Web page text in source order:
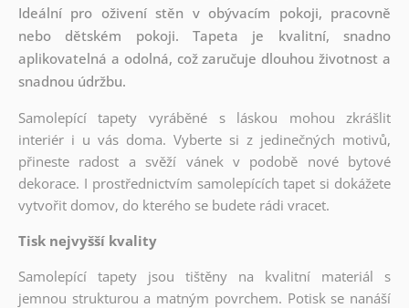
Ideální pro oživení stěn v obývacím pokoji, pracovně
nebo dětském pokoji. Tapeta je kvalitní, snadno
aplikovatelná a odolná, což zaručuje dlouhou životnost a
snadnou údržbu.
Samolepící tapety vyráběné s láskou mohou zkrášlit
interiér i u vás doma. Vyberte si z jedinečných motivů,
přineste radost a svěží vánek v podobě nové bytové
dekorace. I prostřednictvím samolepících tapet si dokážete
vytvořit domov, do kterého se budete rádi vracet.
Tisk nejvyšší kvality
Samolepící tapety jsou tištěny na kvalitní materiál s
jemnou strukturou a matným povrchem. Potisk se nanáší